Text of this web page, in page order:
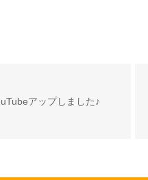
アップしました♪